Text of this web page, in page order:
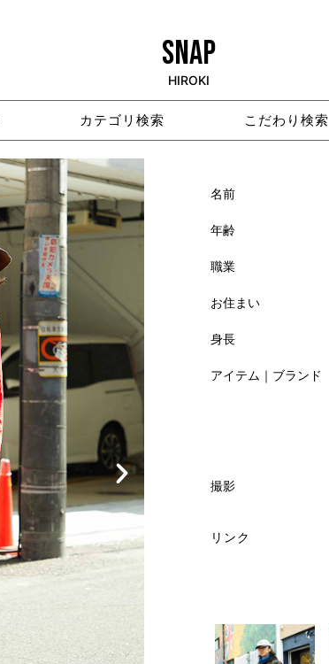
SNAP
HIROKI
カテゴリ検索 こだわり検索
名前
年齢
職業
お住まい
身長
アイテム｜ブランド
撮影
リンク